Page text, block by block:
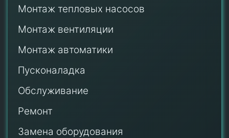
Монтаж тепловых насосов
Монтаж вентиляции
Монтаж автоматики
Пусконаладка
Обслуживание
Ремонт
Замена оборудования